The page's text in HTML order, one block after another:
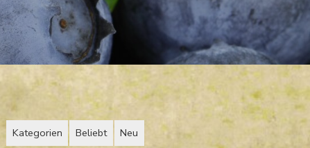
Kategorien Beliebt Neu